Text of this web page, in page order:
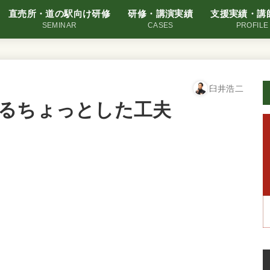
直売所・道の駅向け研修
SEMINAR
研修・講演実績
CASES
支援実績・講
PROFILE
臼井浩二
ちょっとした工夫